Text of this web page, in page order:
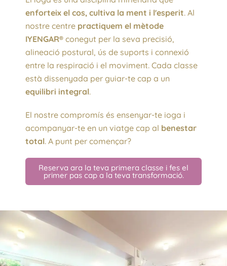
enforteix el cos, cultiva la ment i l'esperit. Al
nostre centre practiquem el mètode
IYENGAR® conegut per la seva precisió,
alineació postural, ús de suports i connexió
entre la respiració i el moviment. Cada classe
està dissenyada per guiar-te cap a un
equilibri integral.
El nostre compromís és ensenyar-te ioga i
acompanyar-te en un viatge cap al benestar
total. A punt per començar?
Reserva ara la teva primera classe i fes el
primer pas cap a la teva transformació.